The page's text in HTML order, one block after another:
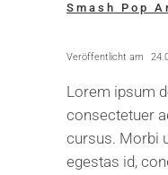
Smash Pop
Veröffentlicht am
Lorem ipsum
consectetuer
cursus. Morbi
egestas id,